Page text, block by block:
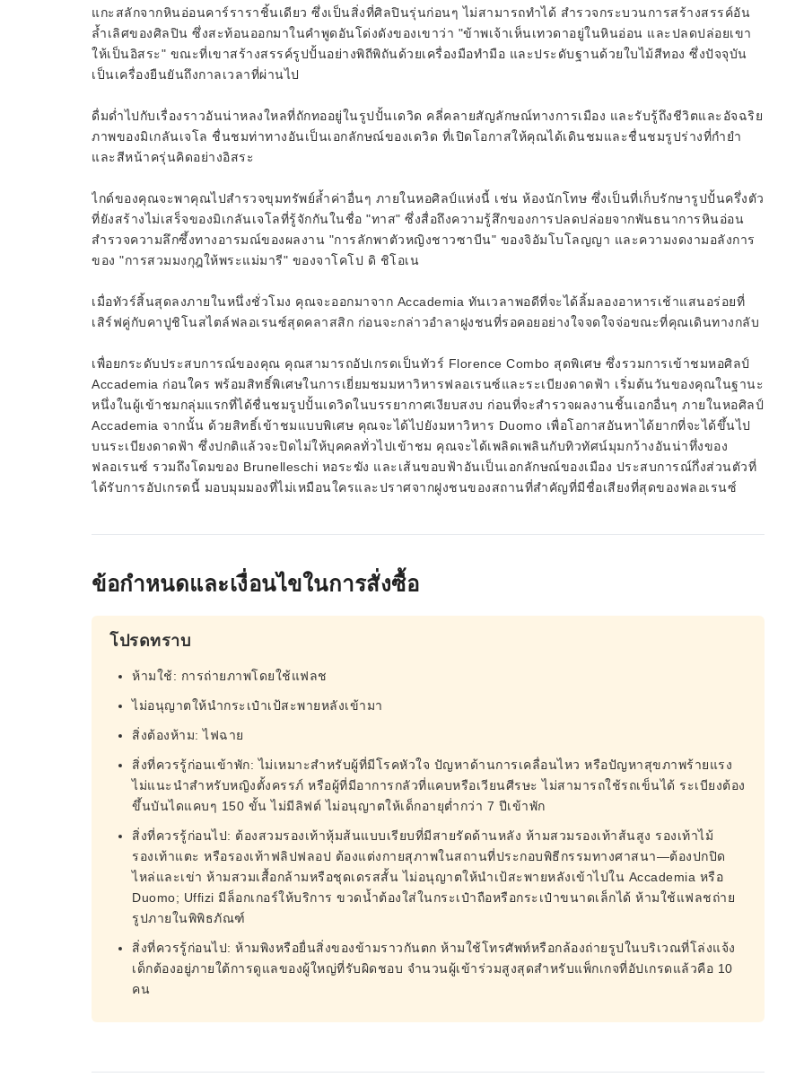
แกะสลักจากหินอ่อนคาร์ราราชิ้นเดียว ซึ่งเป็นสิ่งที่ศิลปินรุ่นก่อนๆ ไม่สามารถทำได้ สำรวจกระบวนการสร้างสรรค์อัน
ล้ำเลิศของศิลปิน ซึ่งสะท้อนออกมาในคำพูดอันโด่งดังของเขาว่า "ข้าพเจ้าเห็นเทวดาอยู่ในหินอ่อน และปลดปล่อยเขา
ให้เป็นอิสระ" ขณะที่เขาสร้างสรรค์รูปปั้นอย่างพิถีพิถันด้วยเครื่องมือทำมือ และประดับฐานด้วยใบไม้สีทอง ซึ่งปัจจุบัน
เป็นเครื่องยืนยันถึงกาลเวลาที่ผ่านไป
ดื่มด่ำไปกับเรื่องราวอันน่าหลงใหลที่ถักทออยู่ในรูปปั้นเดวิด คลี่คลายสัญลักษณ์ทางการเมือง และรับรู้ถึงชีวิตและอัจฉริย
ภาพของมิเกลันเจโล ชื่นชมท่าทางอันเป็นเอกลักษณ์ของเดวิด ที่เปิดโอกาสให้คุณได้เดินชมและชื่นชมรูปร่างที่กำยำ
และสีหน้าครุ่นคิดอย่างอิสระ
ไกด์ของคุณจะพาคุณไปสำรวจขุมทรัพย์ล้ำค่าอื่นๆ ภายในหอศิลป์แห่งนี้ เช่น ห้องนักโทษ ซึ่งเป็นที่เก็บรักษารูปปั้นครึ่งตัว
ที่ยังสร้างไม่เสร็จของมิเกลันเจโลที่รู้จักกันในชื่อ "ทาส" ซึ่งสื่อถึงความรู้สึกของการปลดปล่อยจากพันธนาการหินอ่อน
สำรวจความลึกซึ้งทางอารมณ์ของผลงาน "การลักพาตัวหญิงชาวซาบีน" ของจิอัมโบโลญญา และความงดงามอลังการ
ของ "การสวมมงกุฎให้พระแม่มารี" ของจาโคโป ดิ ชิโอเน
เมื่อทัวร์สิ้นสุดลงภายในหนึ่งชั่วโมง คุณจะออกมาจาก Accademia ทันเวลาพอดีที่จะได้ลิ้มลองอาหารเช้าแสนอร่อยที่
เสิร์ฟคู่กับคาปูชิโนสไตล์ฟลอเรนซ์สุดคลาสสิก ก่อนจะกล่าวอำลาฝูงชนที่รอคอยอย่างใจจดใจจ่อขณะที่คุณเดินทางกลับ
เพื่อยกระดับประสบการณ์ของคุณ คุณสามารถอัปเกรดเป็นทัวร์ Florence Combo สุดพิเศษ ซึ่งรวมการเข้าชมหอศิลป์
Accademia ก่อนใคร พร้อมสิทธิ์พิเศษในการเยี่ยมชมมหาวิหารฟลอเรนซ์และระเบียงดาดฟ้า เริ่มต้นวันของคุณในฐานะ
หนึ่งในผู้เข้าชมกลุ่มแรกที่ได้ชื่นชมรูปปั้นเดวิดในบรรยากาศเงียบสงบ ก่อนที่จะสำรวจผลงานชิ้นเอกอื่นๆ ภายในหอศิลป์
Accademia จากนั้น ด้วยสิทธิ์เข้าชมแบบพิเศษ คุณจะได้ไปยังมหาวิหาร Duomo เพื่อโอกาสอันหาได้ยากที่จะได้ขึ้นไป
บนระเบียงดาดฟ้า ซึ่งปกติแล้วจะปิดไม่ให้บุคคลทั่วไปเข้าชม คุณจะได้เพลิดเพลินกับทิวทัศน์มุมกว้างอันน่าทึ่งของ
ฟลอเรนซ์ รวมถึงโดมของ Brunelleschi หอระฆัง และเส้นขอบฟ้าอันเป็นเอกลักษณ์ของเมือง ประสบการณ์กึ่งส่วนตัวที่
ได้รับการอัปเกรดนี้ มอบมุมมองที่ไม่เหมือนใครและปราศจากฝูงชนของสถานที่สำคัญที่มีชื่อเสียงที่สุดของฟลอเรนซ์
ข้อกำหนดและเงื่อนไขในการสั่งซื้อ
โปรดทราบ
ห้ามใช้: การถ่ายภาพโดยใช้แฟลช
ไม่อนุญาตให้นำกระเป๋าเป้สะพายหลังเข้ามา
สิ่งต้องห้าม: ไฟฉาย
สิ่งที่ควรรู้ก่อนเข้าพัก: ไม่เหมาะสำหรับผู้ที่มีโรคหัวใจ ปัญหาด้านการเคลื่อนไหว หรือปัญหาสุขภาพร้ายแรง
ไม่แนะนำสำหรับหญิงตั้งครรภ์ หรือผู้ที่มีอาการกลัวที่แคบหรือเวียนศีรษะ ไม่สามารถใช้รถเข็นได้ ระเบียงต้อง
ขึ้นบันไดแคบๆ 150 ขั้น ไม่มีลิฟต์ ไม่อนุญาตให้เด็กอายุต่ำกว่า 7 ปีเข้าพัก
สิ่งที่ควรรู้ก่อนไป: ต้องสวมรองเท้าหุ้มส้นแบบเรียบที่มีสายรัดด้านหลัง ห้ามสวมรองเท้าส้นสูง รองเท้าไม้
รองเท้าแตะ หรือรองเท้าฟลิปฟลอป ต้องแต่งกายสุภาพในสถานที่ประกอบพิธีกรรมทางศาสนา—ต้องปกปิด
ไหล่และเข่า ห้ามสวมเสื้อกล้ามหรือชุดเดรสสั้น ไม่อนุญาตให้นำเป้สะพายหลังเข้าไปใน Accademia หรือ
Duomo; Uffizi มีล็อกเกอร์ให้บริการ ขวดน้ำต้องใส่ในกระเป๋าถือหรือกระเป๋าขนาดเล็กได้ ห้ามใช้แฟลชถ่าย
รูปภายในพิพิธภัณฑ์
สิ่งที่ควรรู้ก่อนไป: ห้ามพิงหรือยื่นสิ่งของข้ามราวกันตก ห้ามใช้โทรศัพท์หรือกล้องถ่ายรูปในบริเวณที่โล่งแจ้ง
เด็กต้องอยู่ภายใต้การดูแลของผู้ใหญ่ที่รับผิดชอบ จำนวนผู้เข้าร่วมสูงสุดสำหรับแพ็กเกจที่อัปเกรดแล้วคือ 10
คน